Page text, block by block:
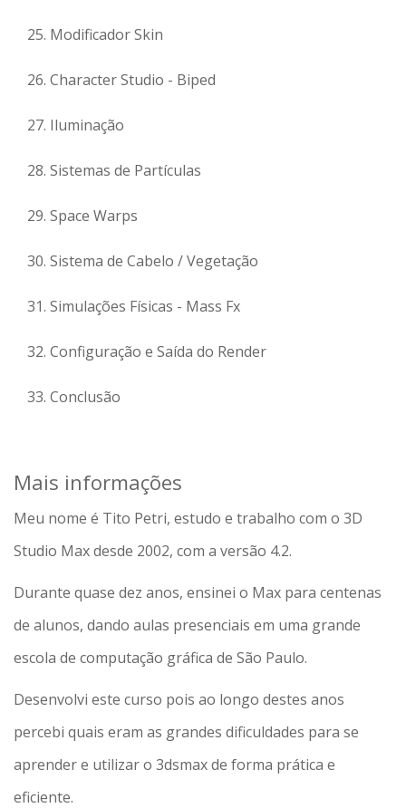
Modificador Skin
Character Studio - Biped
Iluminação
Sistemas de Partículas
Space Warps
Sistema de Cabelo / Vegetação
Simulações Físicas - Mass Fx
Configuração e Saída do Render
Conclusão
Mais informações
Meu nome é Tito Petri, estudo e trabalho com o 3D
Studio Max desde 2002, com a versão 4.2.
Durante quase dez anos, ensinei o Max para centenas
de alunos, dando aulas presenciais em uma grande
escola de computação gráfica de São Paulo.
Desenvolvi este curso pois ao longo destes anos
percebi quais eram as grandes dificuldades para se
aprender e utilizar o 3dsmax de forma prática e
eficiente.